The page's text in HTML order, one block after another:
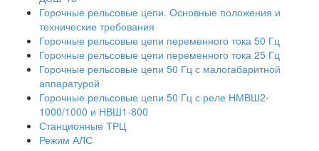
Горочные рельсовые цепи. Основные положения и
технические требования
Горочные рельсовые цепи переменного тока 50 Гц
Горочные рельсовые цепи переменного тока 25 Гц
Горочные рельсовые цепи 50 Гц с малогабаритной
аппаратурой
Горочные рельсовые цепи 50 Гц с реле НМВШ2-
1000/1000 и НВШ1-800
Станционные ТРЦ
Режим АЛС